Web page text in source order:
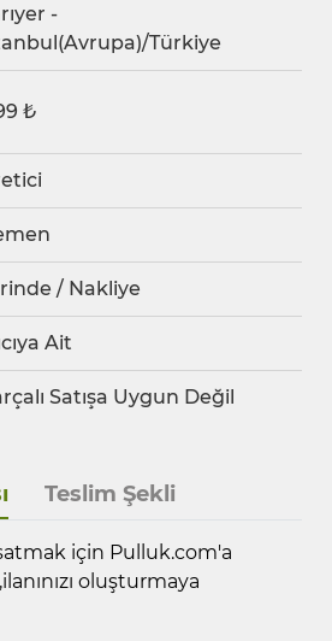
-
Türkiye
₺
/ Nakliye
Ait
Satışa Uygun Değil
Teslim Şekli
için Pulluk.com'a
oluşturmaya